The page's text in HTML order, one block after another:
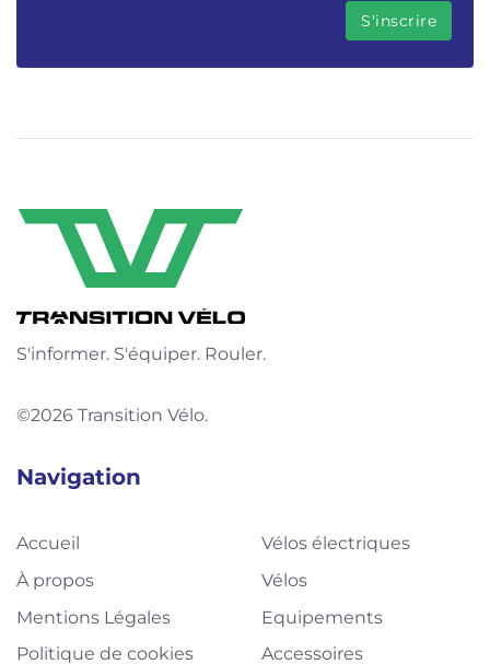
S'informer. S'équiper. Rouler.
©2026 Transition Vélo.
Navigation
Accueil
À propos
Mentions Légales
Politique de cookies
Vélos électriques
Vélos
Equipements
Accessoires